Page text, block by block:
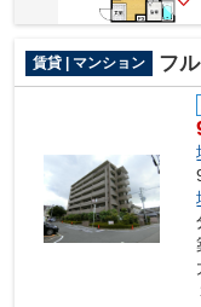
賃貸 | マンション フ